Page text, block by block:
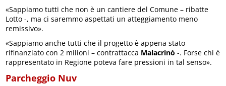
«Sappiamo tutti che non è un cantiere del Comune – ribatte
Lotto -, ma ci saremmo aspettati un atteggiamento meno
remissivo».
«Sappiamo anche tutti che il progetto è appena stato
rifinanziato con 2 milioni – contrattacca Malacrinò-. Forse chi è
rappresentato in Regione poteva fare pressioni in tal senso».
Parcheggio Nuv